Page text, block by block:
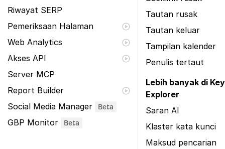
Riwayat SERP
Pemeriksaan Halaman
Web Analytics
Akses API
Server MCP
Report Builder
Social Media Manager
Beta
GBP Monitor Beta
Tautan rusak
Tautan keluar
Tampilan kalender
Penulis tertaut
Lebih banyak di
Explorer
Saran AI
Klaster kata kunci
Maksud pencarian